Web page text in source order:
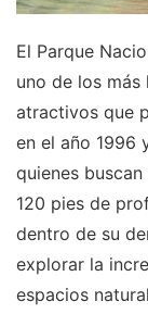
El Parque
uno de los
atractivos que
en el año 1996
quienes
120 pies de
dentro de su
explorar la
espacios